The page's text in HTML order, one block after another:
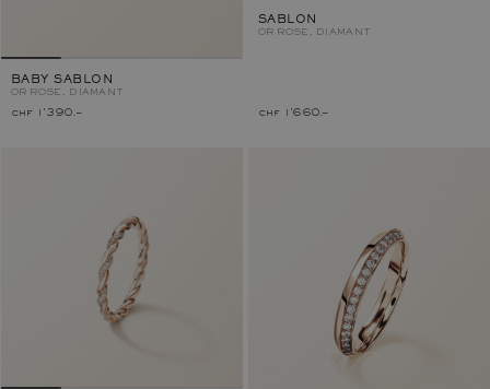
BABY SABLON
OR ROSE, DIAMANT
chf 1'390.–
SABLON
OR ROSE, DIAMANT
chf 1'660.–